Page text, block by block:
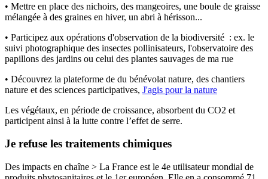
• Mettre en place des nichoirs, des mangeoires, une boule de graisse
mélangée à des graines en hiver, un abri à hérisson...
• Participez aux opérations d'observation de la biodiversité : ex. le
suivi photographique des insectes pollinisateurs, l'observatoire des
papillons des jardins ou celui des plantes sauvages de ma rue
• Découvrez la plateforme de du bénévolat nature, des chantiers
nature et des sciences participatives, J'agis pour la nature
Les végétaux, en période de croissance, absorbent du CO2 et
participent ainsi à la lutte contre l’effet de serre.
Je refuse les traitements chimiques
Des impacts en chaîne > La France est le 4e utilisateur mondial de